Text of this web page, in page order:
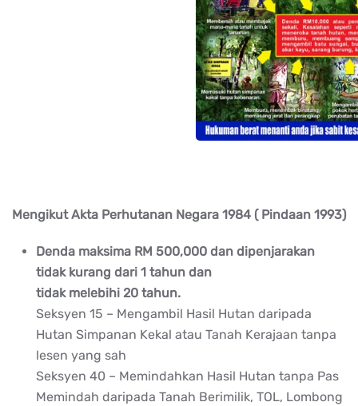
Mengikut Akta Perhutanan Negara 1984 ( Pindaan 1993)
Denda maksima RM 500,000 dan dipenjarakan
tidak kurang dari 1 tahun dan
tidak melebihi 20 tahun.
Seksyen 15 – Mengambil Hasil Hutan daripada
Hutan Simpanan Kekal atau Tanah Kerajaan tanpa
lesen yang sah
Seksyen 40 – Memindahkan Hasil Hutan tanpa Pas
Memindah daripada Tanah Berimilik, TOL, Lombong